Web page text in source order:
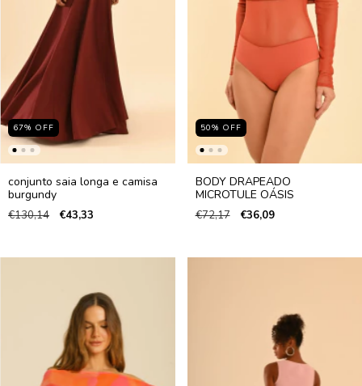
67% OFF
conjunto saia longa e camisa
burgundy
€130,14 €43,33
50% OFF
BODY DRAPEADO
MICROTULE OÁSIS
€72,17 €36,09